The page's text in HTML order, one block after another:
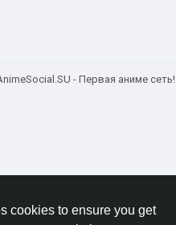
cookies to ensure you get
- Первая аниме сеть!